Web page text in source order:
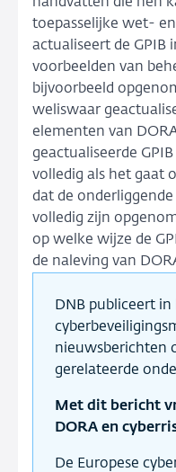
toepasselijke wet-
actualiseert de GPIB
voorbeelden van
bijvoorbeeld
weliswaar
elementen van
geactualiseerde
volledig als het gaat
dat de onderliggende
volledig zijn
op welke wijze de
de naleving van
DNB publiceert
nieuwsberichten
gerelateerde
Met dit bericht
DORA en
De Europese